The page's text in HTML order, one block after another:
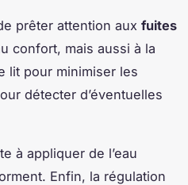
prêter attention aux fuites
confort, mais aussi à la
lit pour minimiser les
détecter d’éventuelles
à appliquer de l’eau
Enfin, la régulation